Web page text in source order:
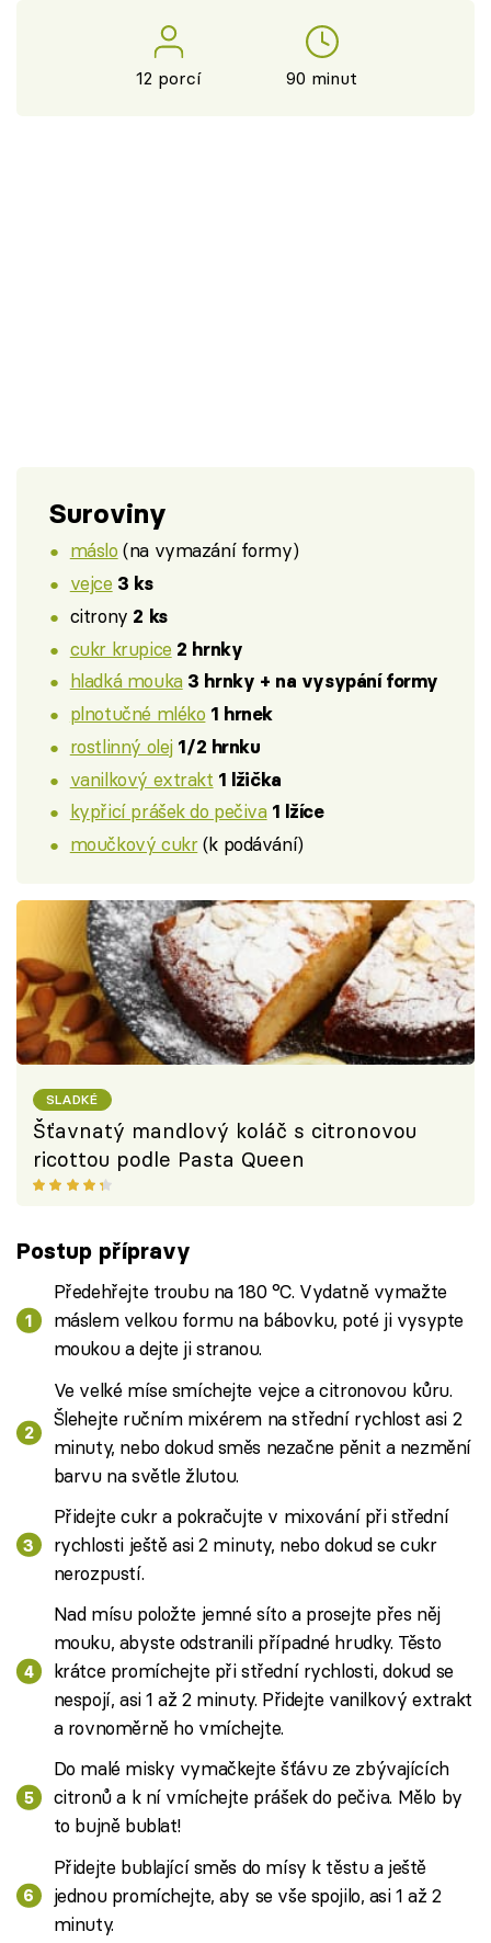
12 porcí 90 minut
Suroviny
máslo (na vymazání formy)
vejce 3 ks
citrony 2 ks
cukr krupice 2 hrnky
hladká mouka 3 hrnky + na vysypání formy
plnotučné mléko 1 hrnek
rostlinný olej 1/2 hrnku
vanilkový extrakt 1 lžička
kypřicí prášek do pečiva 1 lžíce
moučkový cukr(k podávání)
SLADKÉ
Šťavnatý mandlový koláč s citronovou
ricottou podle Pasta Queen
Postup přípravy
Předehřejte troubu na 180 °C. Vydatně vymažte
máslem velkou formu na bábovku, poté ji vysypte
moukou a dejte ji stranou.
Ve velké míse smíchejte vejce a citronovou kůru.
Šlehejte ručním mixérem na střední rychlost asi 2
minuty, nebo dokud směs nezačne pěnit a nezmění
barvu na světle žlutou.
Přidejte cukr a pokračujte v mixování při střední
rychlosti ještě asi 2 minuty, nebo dokud se cukr
nerozpustí.
Nad mísu položte jemné síto a prosejte přes něj
mouku, abyste odstranili případné hrudky. Těsto
krátce promíchejte při střední rychlosti, dokud se
nespojí, asi 1 až 2 minuty. Přidejte vanilkový extrakt
a rovnoměrně ho vmíchejte.
Do malé misky vymačkejte šťávu ze zbývajících
citronů a k ní vmíchejte prášek do pečiva. Mělo by
to bujně bublat!
Přidejte bublající směs do mísy k těstu a ještě
jednou promíchejte, aby se vše spojilo, asi 1 až 2
minuty.